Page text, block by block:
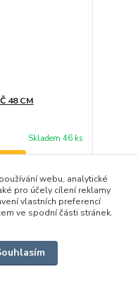
48 CM
Skladem 46 ks
1
webu, analytické
pro účely cílení reklamy
vlastních preferencí
ve spodní části stránek.